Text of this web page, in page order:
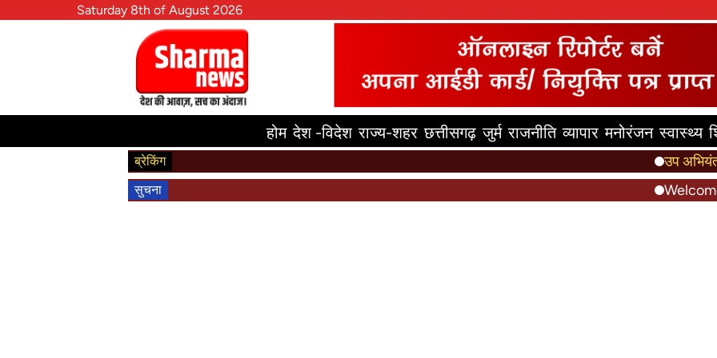
Saturday 8th of August 2026
होम देश -विदेश राज्य-शहर छत्तीसगढ़ जुर्म राजनीति व्यापार मनोरंजन स्वास्थ्य
ब्रेकिंग उप अभियंता
सुचना Welcome to